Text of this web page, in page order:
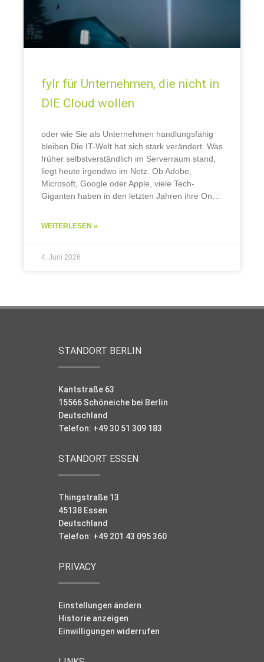
fylr für Unternehmen, die nicht in
DIE Cloud wollen
oder wie Sie als Unternehmen handlungsfähig
bleiben Die IT-Welt hat sich stark verändert. Was
früher selbstverständlich im Serverraum stand,
liegt heute irgendwo im Netz. Ob Adobe,
Microsoft, Google oder Apple, viele Tech-
Giganten haben in den letzten Jahren ihre On-
WEITERLESEN »
4. Juni 2026
STANDORT BERLIN
Kantstraße 63
15566 Schöneiche bei Berlin
Deutschland
Telefon: +49 30 51 309 183
STANDORT ESSEN
Thingstraße 13
45138 Essen
Deutschland
Telefon: +49 201 43 095 360
PRIVACY
Einstellungen ändern
Historie anzeigen
Einwilligungen widerrufen